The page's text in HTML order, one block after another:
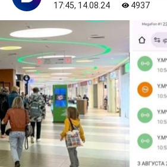
17:45, 14.08.24 4937